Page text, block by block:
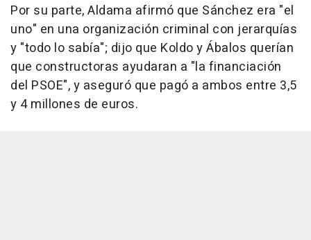
Por su parte, Aldama afirmó que Sánchez era "el
uno" en una organización criminal con jerarquías
y "todo lo sabía"; dijo que Koldo y Ábalos querían
que constructoras ayudaran a "la financiación
del PSOE", y aseguró que pagó a ambos entre 3,5
y 4 millones de euros.